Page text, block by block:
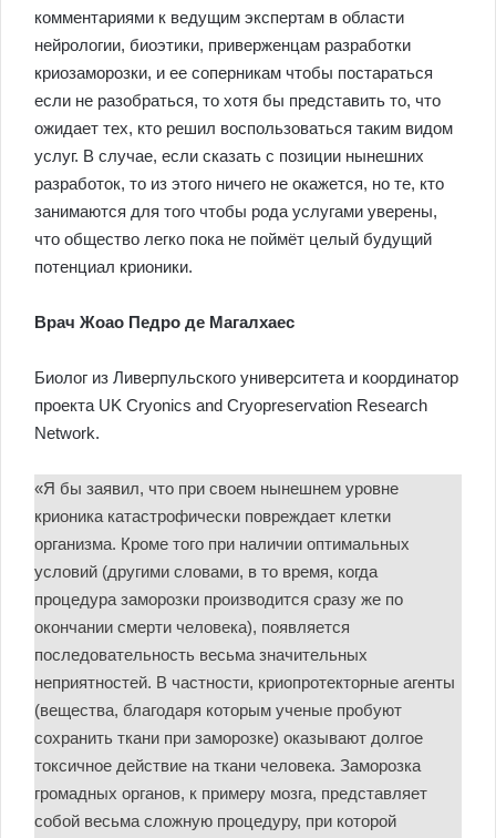
комментариями к ведущим экспертам в области
нейрологии, биоэтики, приверженцам разработки
криозаморозки, и ее соперникам чтобы постараться
если не разобраться, то хотя бы представить то, что
ожидает тех, кто решил воспользоваться таким видом
услуг. В случае, если сказать с позиции нынешних
разработок, то из этого ничего не окажется, но те, кто
занимаются для того чтобы рода услугами уверены,
что общество легко пока не поймёт целый будущий
потенциал крионики.
Врач Жоао Педро де Магалхаес
Биолог из Ливерпульского университета и координатор
проекта UK Cryonics and Cryopreservation Research
Network.
«Я бы заявил, что при своем нынешнем уровне
крионика катастрофически повреждает клетки
организма. Кроме того при наличии оптимальных
условий (другими словами, в то время, когда
процедура заморозки производится сразу же по
окончании смерти человека), появляется
последовательность весьма значительных
неприятностей. В частности, криопротекторные агенты
(вещества, благодаря которым ученые пробуют
сохранить ткани при заморозке) оказывают долгое
токсичное действие на ткани человека. Заморозка
громадных органов, к примеру мозга, представляет
собой весьма сложную процедуру, при которой